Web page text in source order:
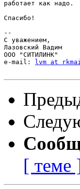
работает как надо.
Спасибо!
--
С уважением,
Лазовский Вадим
ООО "СИТИЛИНК"
e-mail:
lvm at
[ теме